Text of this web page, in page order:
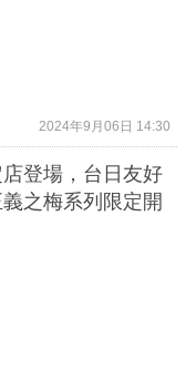
2024年9月06日 14:30
登場，台日友好
之梅系列限定開